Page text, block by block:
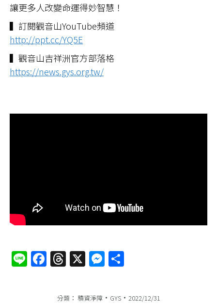
讓更多人改變命運得妙智慧！
▍訂閱觀音山YouTube頻道
http://ppt.cc/YQ5E
▍觀音山吉祥洲官方部落格
https://news.gys.org.tw/
LineFacebook
Threads
X Messenger
分類： 積資淨障 GYS
2022/12/31